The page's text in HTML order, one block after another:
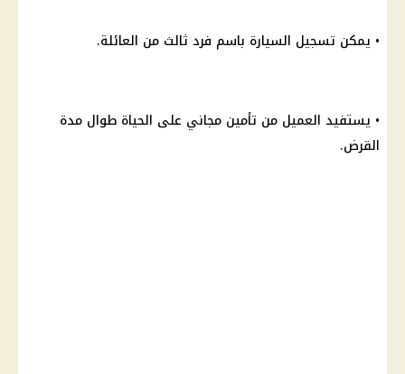
• يمكن تسجيل السيارة باسم فرد ثالث من العائلة.
• يستفيد العميل من تأمين مجاني على الحياة طوال مدة
القرض.